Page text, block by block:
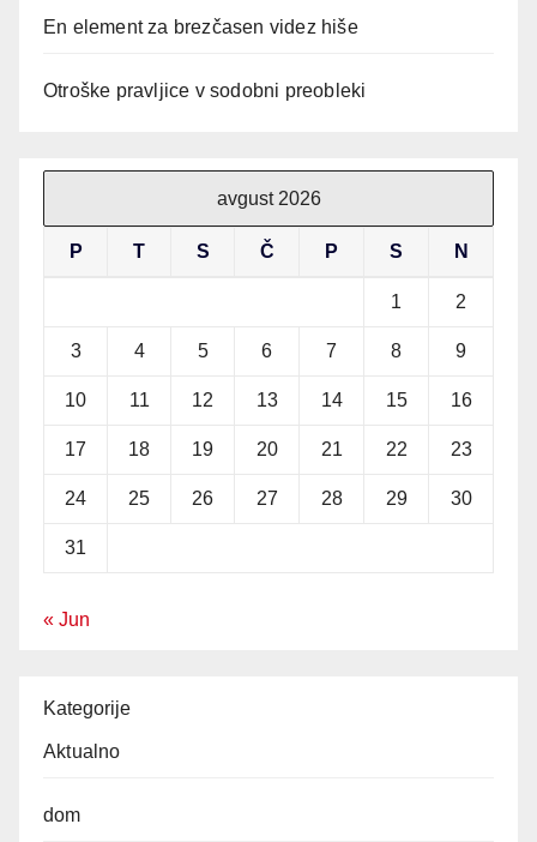
En element za brezčasen videz hiše
Otroške pravljice v sodobni preobleki
avgust 2026
P T S Č P S N
1 2
3 4 5 6 7 8 9
10 11 12 13 14 15 16
17 18 19 20 21 22 23
24 25 26 27 28 29 30
31
« Jun
Kategorije
Aktualno
dom